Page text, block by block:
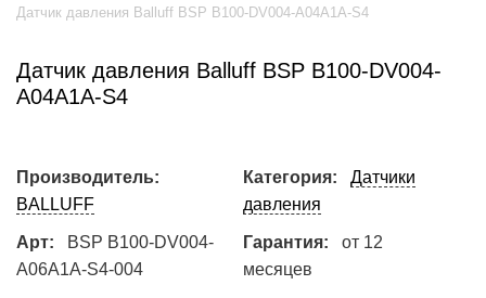
Датчик давления Balluff BSP B100-DV004-A04A1A-S4
Датчик давления Balluff BSP B100-DV004-
A04A1A-S4
Производитель:
BALLUFF
Категория:
Датчики
давления
Арт:
BSP B100-DV004-
A06A1A-S4-004
Гарантия:
от 12
месяцев